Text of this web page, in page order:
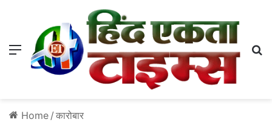
Menu
Home / कारोबार